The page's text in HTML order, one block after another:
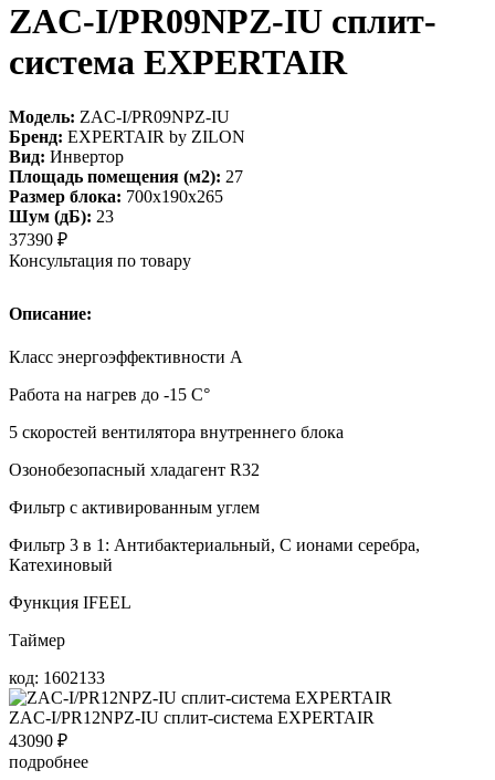
ZAC-I/PR09NPZ-IU сплит-
система EXPERTAIR
Модель: ZAC-I/PR09NPZ-IU
Бренд: EXPERTAIR by ZILON
Вид: Инвертор
Площадь помещения (м2): 27
Размер блока: 700х190х265
Шум (дБ): 23
37390 ₽
Консультация по товару
Описание:
Класс энергоэффективности А
Работа на нагрев до -15 С°
5 скоростей вентилятора внутреннего блока
Озонобезопасный хладагент R32
Фильтр с активированным углем
Фильтр 3 в 1: Антибактериальный, С ионами серебра,
Катехиновый
Функция IFEEL
Таймер
код: 1602133
ZAC-I/PR12NPZ-IU сплит-система EXPERTAIR
43090 ₽
подробнее